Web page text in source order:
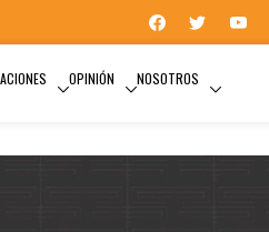
OPINIÓN NOSOTROS